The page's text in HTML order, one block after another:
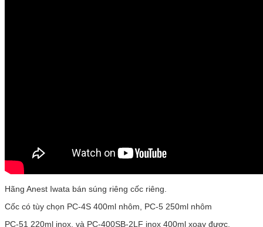
Hãng Anest Iwata bán súng riêng cốc riêng.
Cốc có tùy chọn PC-4S 400ml nhôm, PC-5 250ml nhôm
PC-51 220ml inox, và PC-400SB-2LF inox 400ml xoay được.